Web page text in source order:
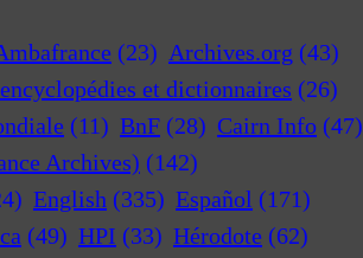
(23) Archives.org (43)
et dictionnaires (26)
(11) BnF (28) Cairn Info (47)
Archives) (142)
English (335) Español (171)
(49) HPI (33) Hérodote (62)